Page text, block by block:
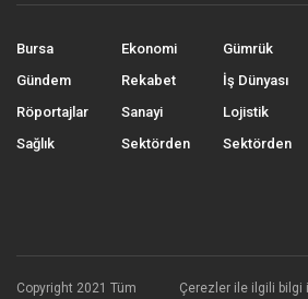
Bursa
Gündem
Röportajlar
Sağlık
Ekonomi
Rekabet
Sanayi
Sektörden
Gümrük
İş Dünyası
Lojistik
Sektörden
Copyright 2021 Tüm
Çerezler ile ilgili